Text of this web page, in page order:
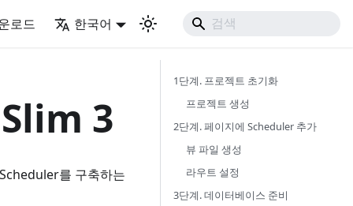
로드 한국어
3
를 구축하는
1단계. 프로젝트 초기화
프로젝트 생성
2단계. 페이지에 Scheduler 추가
뷰 파일 생성
라우트 설정
3단계. 데이터베이스 준비